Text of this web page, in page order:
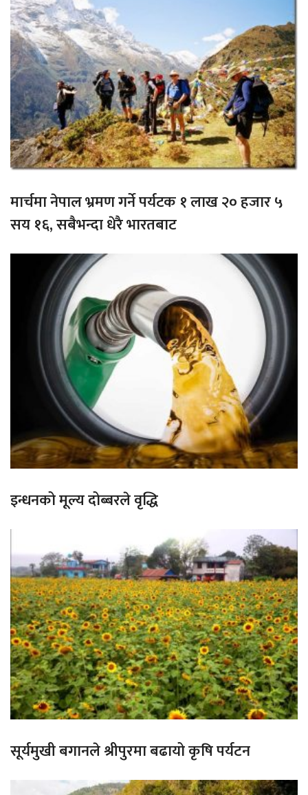
मार्चमा नेपाल भ्रमण गर्ने पर्यटक १ लाख २० हजार ५
सय १६, सबैभन्दा धेरै भारतबाट
इन्धनको मूल्य दोब्बरले वृद्धि
सूर्यमुखी बगानले श्रीपुरमा बढायो कृषि पर्यटन